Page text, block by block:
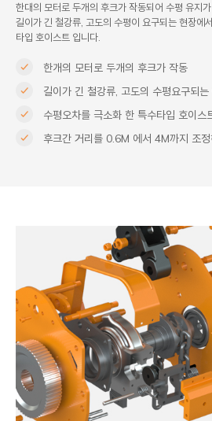
한대의 모터로 두개의 후크가 작동되어 수평 유지
길이가 긴 철강류, 고도의 수평이 요구되는 현장에
타입 호이스트 입니다.
한개의 모터로 두개의 후크가 작동
길이가 긴 철강류, 고도의 수평요구되
수평오차를 극소화 한 특수타입 호이스
후크간 거리를 0.6M 에서 4M까지 조